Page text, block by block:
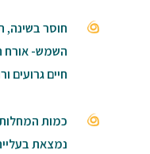
חוסר בשינה,
השמש- אורח
חיים גרועים
כמות
נמצאת